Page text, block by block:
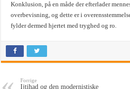
Konklusion, på en måde der efterlader
overbevisning, og dette er i
fylder dermed hjertet med tryghed og ro.
Forrige
Ijtihad og den modernistiske